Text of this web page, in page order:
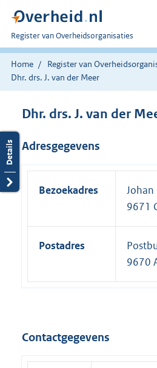
U
bent
nu
hier:
Register van Overheidsorganisaties
Home Register van
Dhr. drs. J. van der Meer
Dhr. drs. J. van der
Adresgegevens
Bezoekadres
9671
Postadres
9670
Contactgegevens